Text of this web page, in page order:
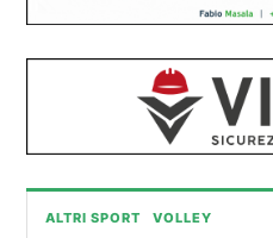
ALTRI SPORT VOLLEY